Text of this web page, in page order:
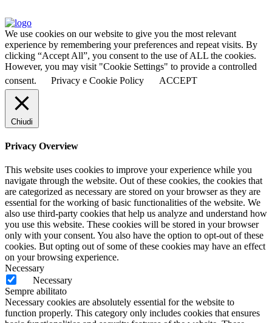
We use cookies on our website to give you the most relevant
experience by remembering your preferences and repeat visits. By
clicking “Accept All”, you consent to the use of ALL the cookies.
However, you may visit "Cookie Settings" to provide a controlled
consent.
Privacy e Cookie Policy ACCEPT
Chiudi
Privacy Overview
This website uses cookies to improve your experience while you
navigate through the website. Out of these cookies, the cookies that
are categorized as necessary are stored on your browser as they are
essential for the working of basic functionalities of the website. We
also use third-party cookies that help us analyze and understand how
you use this website. These cookies will be stored in your browser
only with your consent. You also have the option to opt-out of these
cookies. But opting out of some of these cookies may have an effect
on your browsing experience.
Necessary
Necessary
Sempre abilitato
Necessary cookies are absolutely essential for the website to
function properly. This category only includes cookies that ensures